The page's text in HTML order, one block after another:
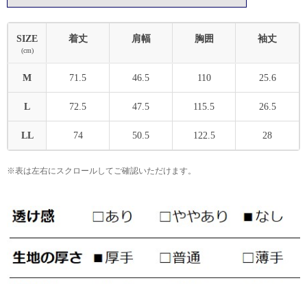
SIZE
(cm)
着丈 肩幅 胸囲 袖丈
M 71.5 46.5 110 25.6
L 72.5 47.5 115.5 26.5
LL 74 50.5 122.5 28
※表は左右にスクロールしてご確認いただけます。